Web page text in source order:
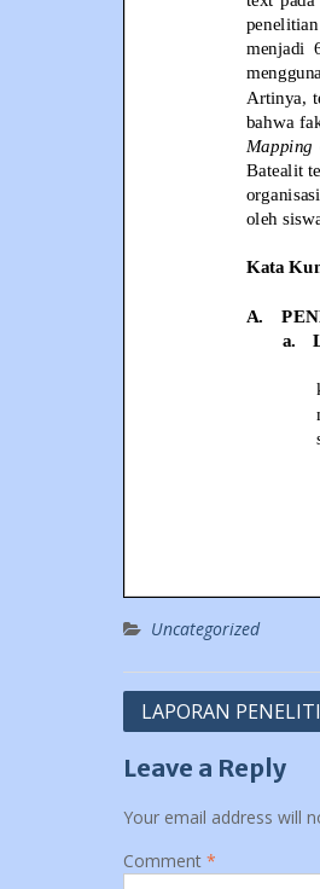
Uncategorized
Post
LAPORAN
Leave a Reply
Your email address will
Comment *